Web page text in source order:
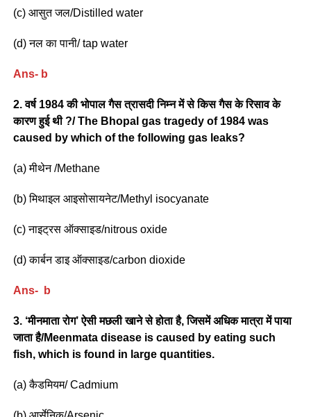
(c) आसुत जल/Distilled water
(d) नल का पानी/ tap water
Ans- b
2. वर्ष 1984 की भोपाल गैस त्रासदी निम्न में से किस गैस के रिसाव के
कारण हुई थी ?/ The Bhopal gas tragedy of 1984 was
caused by which of the following gas leaks?
(a) मीथेन /Methane
(b) मिथाइल आइसोसायनेट/Methyl isocyanate
(c) नाइट्रस ऑक्साइड/nitrous oxide
(d) कार्बन डाइ ऑक्साइड/carbon dioxide
Ans- b
3. ‘मीनमाता रोग’ ऐसी मछली खाने से होता है, जिसमें अधिक मात्रा में पाया
जाता है/Meenmata disease is caused by eating such
fish, which is found in large quantities.
(a) कैडमियम/ Cadmium